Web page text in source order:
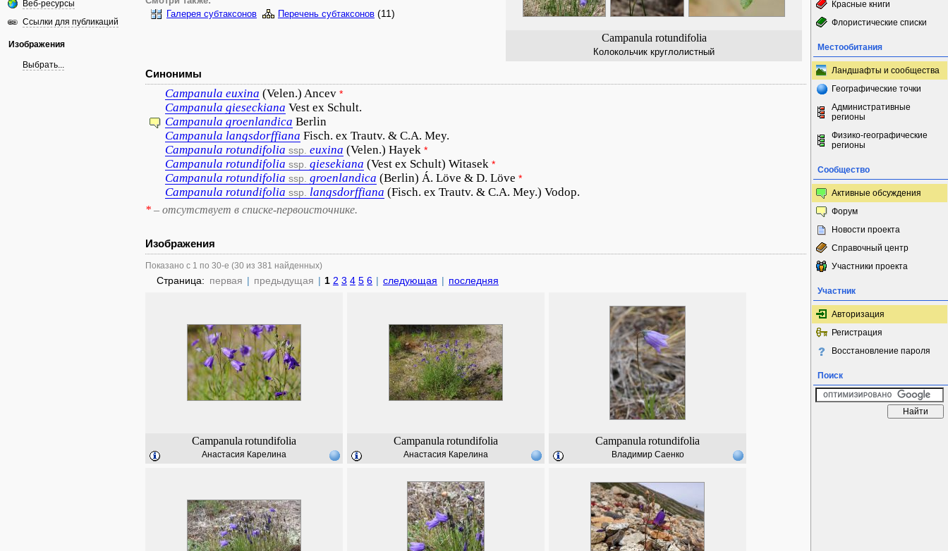
Веб-ресурсы
Ссылки для публикаций
Изображения
Выбрать...
Campanula rotundifolia
Колокольчик круглолистный
Галерея субтаксонов
Перечень субтаксонов (11)
Синонимы
Campanula euxina (Velen.) Ancev *
Campanula gieseckiana Vest ex Schult.
Campanula groenlandica Berlin
Campanula langsdorffiana Fisch. ex Trautv. & C.A. Mey.
Campanula rotundifolia ssp. euxina (Velen.) Hayek *
Campanula rotundifolia ssp. giesekiana (Vest ex Schult) Witasek *
Campanula rotundifolia ssp. groenlandica (Berlin) Á. Löve & D. Löve *
Campanula rotundifolia ssp. langsdorffiana (Fisch. ex Trautv. & C.A. Mey.) Vodop.
* – отсутствует в списке-первоисточнике.
Изображения
Показано с 1 по 30-е (30 из 381 найденных)
Страница: первая | предыдущая | 1 2 3 4 5 6 | следующая | последняя
Campanula rotundifolia
Анастасия Карелина
Campanula rotundifolia
Анастасия Карелина
Campanula rotundifolia
Владимир Саенко
Красные книги
Флористические списки
Местообитания
Ландшафты и сообщества
Географические точки
Административные
регионы
Физико-географические
регионы
Сообщество
Активные обсуждения
Форум
Новости проекта
Справочный центр
Участники проекта
Участник
Авторизация
Регистрация
Восстановление пароля
Поиск